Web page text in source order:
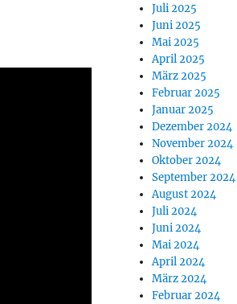
Juli 2025
Juni 2025
Mai 2025
April 2025
März 2025
Februar 2025
Januar 2025
Dezember 2024
November 2024
Oktober 2024
September 2024
August 2024
Juli 2024
Juni 2024
Mai 2024
April 2024
März 2024
Februar 2024